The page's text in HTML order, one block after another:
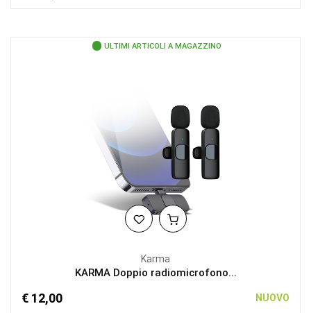
ULTIMI ARTICOLI A MAGAZZINO
Karma
KARMA Doppio radiomicrofono...
€ 12,00 NUOVO